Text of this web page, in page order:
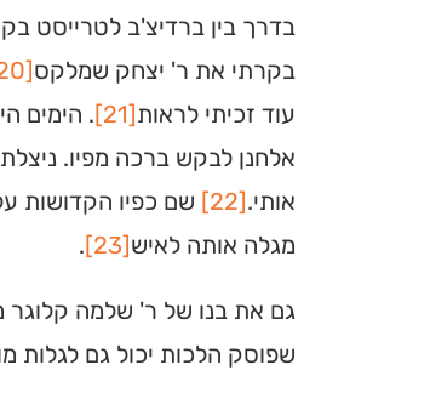
בדרך בין ברדיצ'ב לטרייסט
בקרתי את ר' יצחק שמלקס[20]
עוד זכיתי לראות[21]
. הימים
אלחנן לבקש ברכה מפיו.
אותי.[22]
שם כפיו הקדושות
מגלה אותה לאיש[23]
.
גם את בנו של ר' שלמה קלוגר
שפוסק הלכות יכול גם לגלות